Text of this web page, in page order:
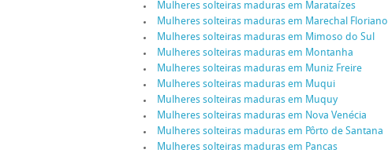
Mulheres solteiras maduras em Marataízes
Mulheres solteiras maduras em Marechal Floriano
Mulheres solteiras maduras em Mimoso do Sul
Mulheres solteiras maduras em Montanha
Mulheres solteiras maduras em Muniz Freire
Mulheres solteiras maduras em Muqui
Mulheres solteiras maduras em Muquy
Mulheres solteiras maduras em Nova Venécia
Mulheres solteiras maduras em Pôrto de Santana
Mulheres solteiras maduras em Pancas